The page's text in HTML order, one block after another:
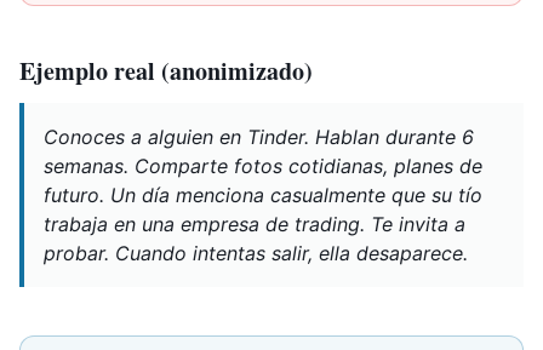
Ejemplo real (anonimizado)
Conoces a alguien en Tinder. Hablan durante 6
semanas. Comparte fotos cotidianas, planes de
futuro. Un día menciona casualmente que su tío
trabaja en una empresa de trading. Te invita a
probar. Cuando intentas salir, ella desaparece.